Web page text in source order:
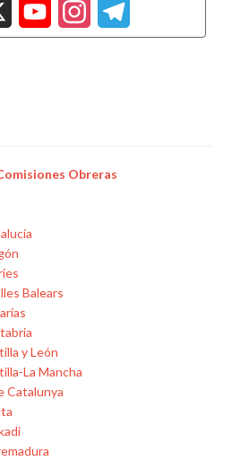
Obreras
Balears
y León
La Mancha
Catalunya